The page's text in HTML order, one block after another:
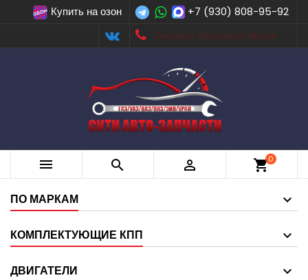
Купить на озон
+7 (930) 808-95-92
Заказать обратный звонок
   shopping_cart0
ПО МАРКАМ
КОМПЛЕКТУЮЩИЕ КПП
ДВИГАТЕЛИ